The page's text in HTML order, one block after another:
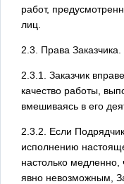
работ,
лиц.
2.3. Права Заказчика.
2.3.1. Заказчик
качество работы,
вмешиваясь в его
2.3.2. Если
исполнению
настолько медленно,
явно невозможным,